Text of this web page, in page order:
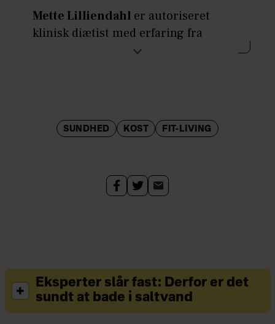
Mette Lilliendahl er autoriseret
klinisk diætist med erfaring fra
trænings- og fitnessbranchen.
SUNDHED KOST FIT-LIVING
Eksperter slår fast: Derfor er det
sundt at bade i saltvand